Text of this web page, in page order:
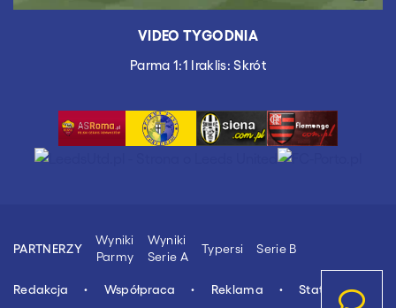
VIDEO TYGODNIA
Parma 1:1 Iraklis: Skrót
Redakcja Współpraca Reklama Stat.4u.pl
PARTNERZY
Wyniki
Parmy
Wyniki
Serie A
Typersi Serie B